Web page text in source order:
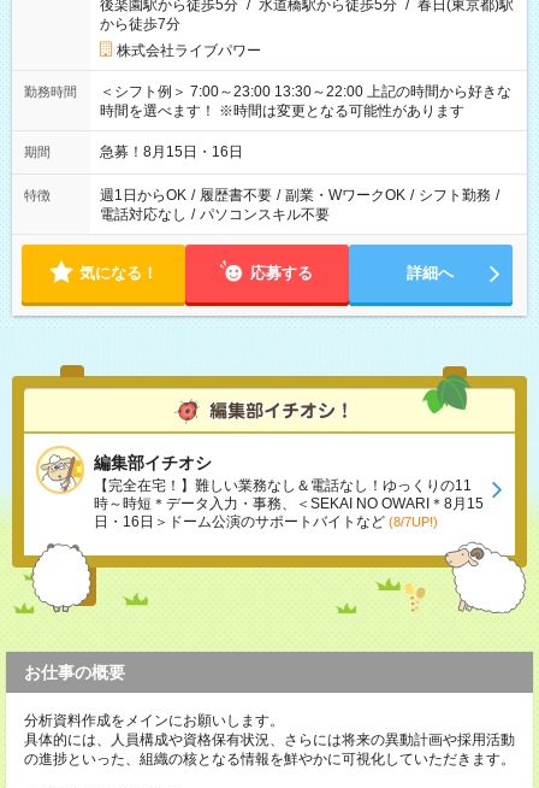
後楽園駅から徒歩5分 / 水道橋駅から徒歩5分 / 春日(東京都)駅
から徒歩7分
株式会社ライブパワー
勤務時間
＜シフト例＞ 7:00～23:00 13:30～22:00 上記の時間から好きな
時間を選べます！ ※時間は変更となる可能性があります
期間 急募！8月15日・16日
特徴 週1日からOK / 履歴書不要 / 副業・WワークOK / シフト勤務 /
電話対応なし / パソコンスキル不要
気になる！ 応募する 詳細へ
編集部イチオシ
【完全在宅！】難しい業務なし＆電話なし！ゆっくりの11
時～時短＊データ入力・事務、＜SEKAI NO OWARI＊8月15
日・16日＞ドーム公演のサポートバイトなど (8/7UP!)
お仕事の概要
分析資料作成をメインにお願いします。
具体的には、人員構成や資格保有状況、さらには将来の異動計画や採用活動
の進捗といった、組織の核となる情報を鮮やかに可視化していただきます。